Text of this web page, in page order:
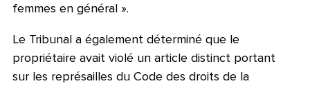
femmes en général ».
Le Tribunal a également déterminé que le
propriétaire avait violé un article distinct portant
sur les représailles du Code des droits de la